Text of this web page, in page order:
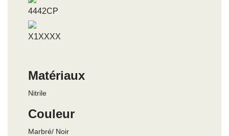
4442CP
X1XXXX
Matériaux
Nitrile
Couleur
Marbré/ Noir